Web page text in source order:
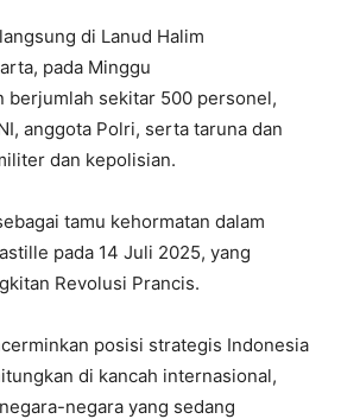
di Lanud Halim
pada Minggu
berjumlah sekitar 500 personel,
anggota Polri, serta taruna dan
dan kepolisian.
tamu kehormatan dalam
pada 14 Juli 2025, yang
Revolusi Prancis.
posisi strategis Indonesia
di kancah internasional,
negara yang sedang